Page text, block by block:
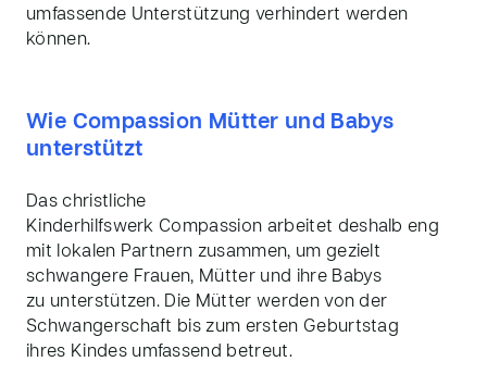
umfassende Unterstützung verhindert werden
können.
Wie Compassion Mütter und Babys
unterstützt
Das christliche
Kinderhilfswerk Compassion arbeitet deshalb eng
mit lokalen Partnern zusammen, um gezielt
schwangere Frauen, Mütter und ihre Babys
zu unterstützen. Die Mütter werden von der
Schwangerschaft bis zum ersten Geburtstag
ihres Kindes umfassend betreut.